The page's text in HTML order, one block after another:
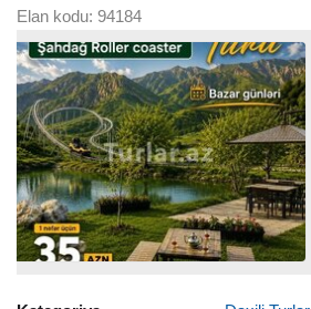
Elan kodu: 94184